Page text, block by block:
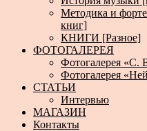
Методика и
книг]
КНИГИ [Разное]
ФОТОГАЛЕРЕЯ
Фотогалерея «С.
Фотогалерея
СТАТЬИ
Интервью
МАГАЗИН
Контакты